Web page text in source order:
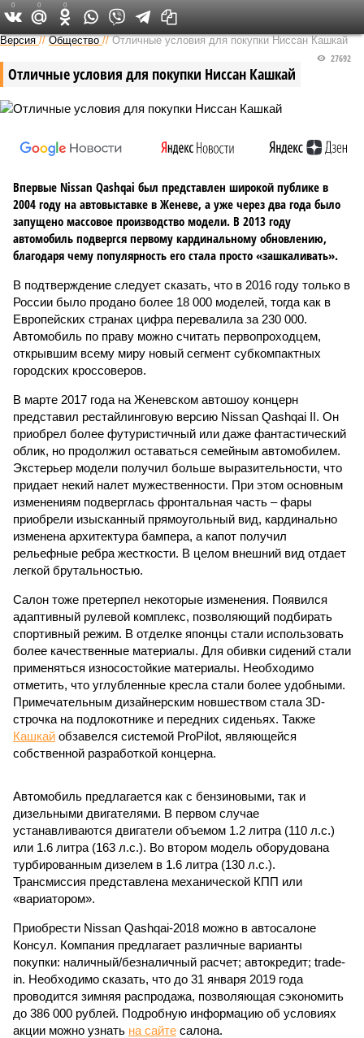
Версия в Кирове
Версия //Общество //Отличные условия для покупки Ниссан Кашкай
Отличные условия для покупки Ниссан Кашкай
27692
Впервые Nissan Qashqai был представлен широкой публике в
2004 году на автовыставке в Женеве, а уже через два года было
запущено массовое производство модели. В 2013 году
автомобиль подвергся первому кардинальному обновлению,
благодаря чему популярность его стала просто «зашкаливать».
В подтверждение следует сказать, что в 2016 году только в
России было продано более 18 000 моделей, тогда как в
Европейских странах цифра перевалила за 230 000.
Автомобиль по праву можно считать первопроходцем,
открывшим всему миру новый сегмент субкомпактных
городских кроссоверов.
В марте 2017 года на Женевском автошоу концерн
представил рестайлинговую версию Nissan Qashqai II. Он
приобрел более футуристичный или даже фантастический
облик, но продолжил оставаться семейным автомобилем.
Экстерьер модели получил больше выразительности, что
придает некий налет мужественности. При этом основным
изменениям подверглась фронтальная часть – фары
приобрели изысканный прямоугольный вид, кардинально
изменена архитектура бампера, а капот получил
рельефные ребра жесткости. В целом внешний вид отдает
легкой брутальностью.
Салон тоже претерпел некоторые изменения. Появился
адаптивный рулевой комплекс, позволяющий подбирать
спортивный режим. В отделке японцы стали использовать
более качественные материалы. Для обивки сидений стали
применяться износостойкие материалы. Необходимо
отметить, что углубленные кресла стали более удобными.
Примечательным дизайнерским новшеством стала 3D-
строчка на подлокотнике и передних сиденьях. Также
Кашкай обзавелся системой ProPilot, являющейся
собственной разработкой концерна.
Автомобиль предлагается как с бензиновыми, так и
дизельными двигателями. В первом случае
устанавливаются двигатели объемом 1.2 литра (110 л.с.)
или 1.6 литра (163 л.с.). Во втором модель оборудована
турбированным дизелем в 1.6 литра (130 л.с.).
Трансмиссия представлена механической КПП или
«вариатором».
Приобрести Nissan Qashqai-2018 можно в автосалоне
Консул. Компания предлагает различные варианты
покупки: наличный/безналичный расчет; автокредит; trade-
in. Необходимо сказать, что до 31 января 2019 года
проводится зимняя распродажа, позволяющая сэкономить
до 386 000 рублей. Подробную информацию об условиях
акции можно узнать на сайте салона.
0 0 0